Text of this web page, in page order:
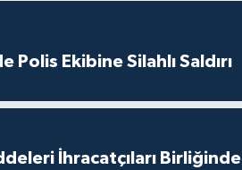
Polis Ekibine Silahlı Saldırı
İhracatçıları Birliğinde